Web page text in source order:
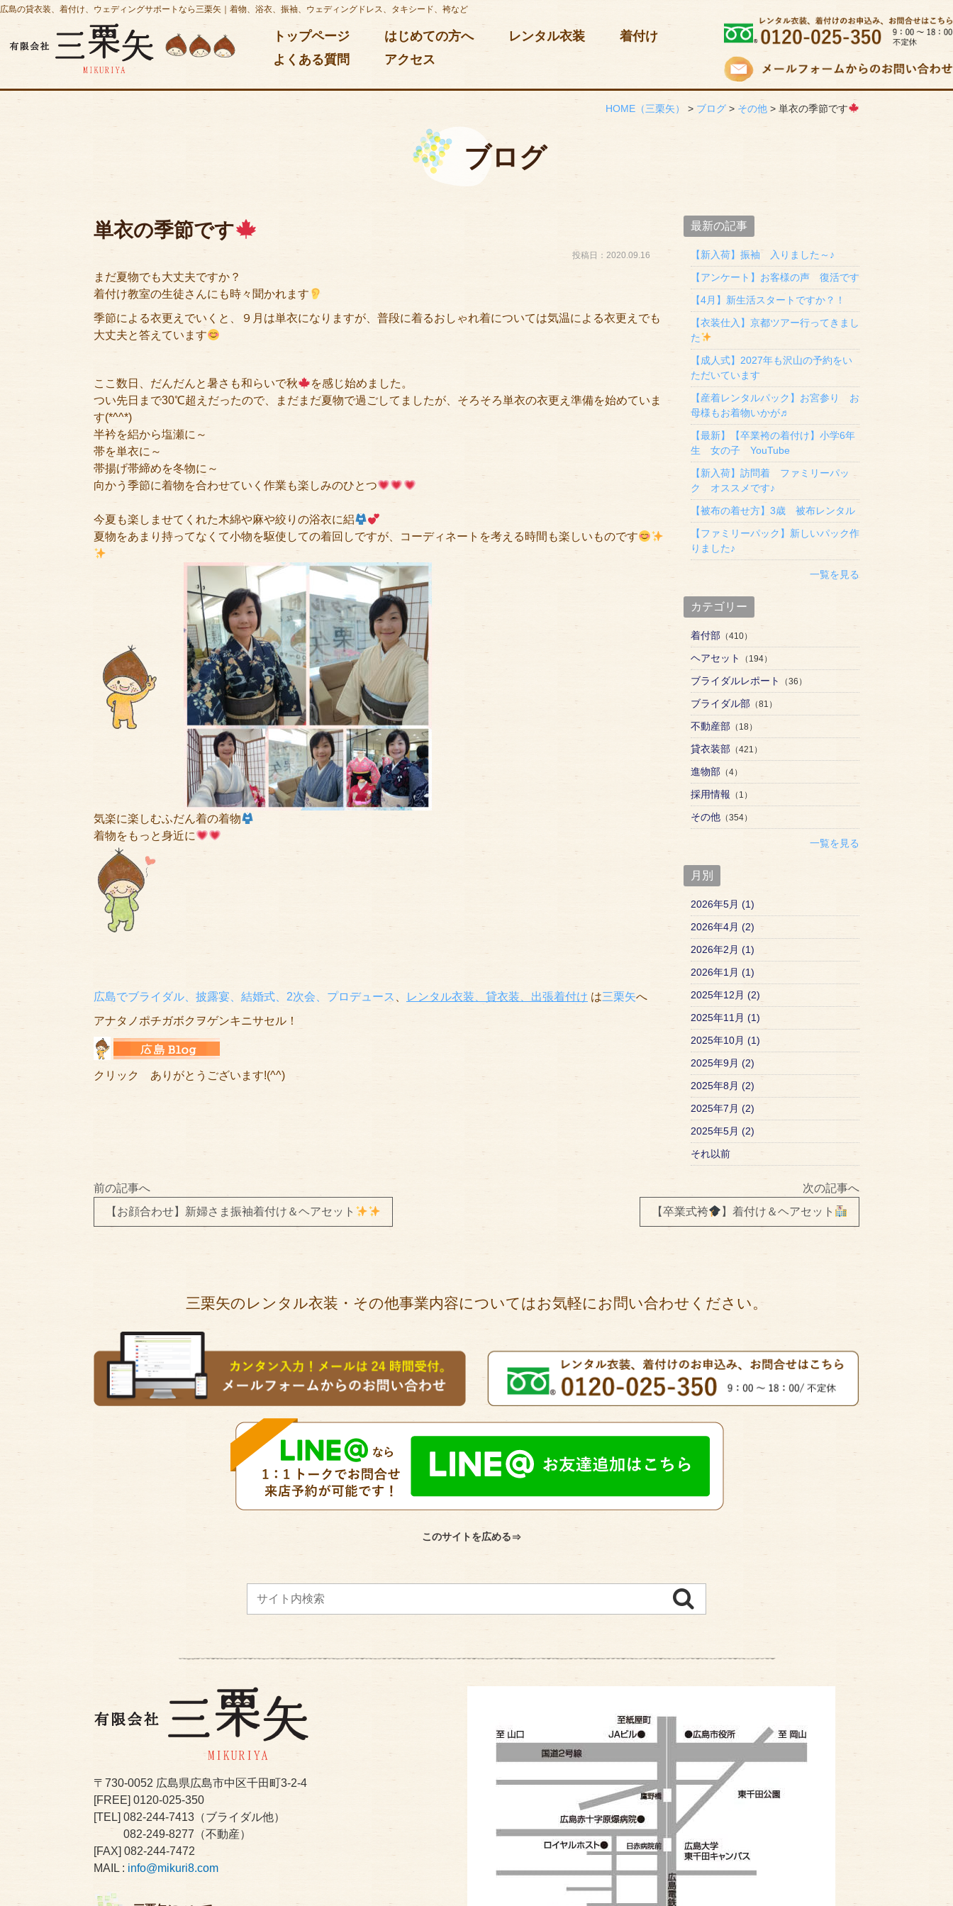
広島の貸衣装、着付け、ウェディングサポートなら三栗矢｜着物、浴衣、振袖、ウェディングドレス、タキシード、袴など
トップページ はじめての方へ レンタル衣装
着付け
よくある質問
アクセス
HOME （三栗矢） > ブログ > その他 >単衣の季節です
ブログ
単衣の季節です
投稿日：2020.09.16
まだ夏物でも大丈夫ですか？
着付け教室の生徒さんにも時々聞かれます
季節による衣更えでいくと、９月は単衣になりますが、普段に着るおしゃれ着については気温による衣更えでも
大丈夫と答えています
ここ数日、だんだんと暑さも和らいで秋
を感じ始めました。
つい先日まで30℃超えだったので、まだまだ夏物で過ごしてましたが、そろそろ単衣の衣更え準備を始めていま
す(*^^*)
半衿を絽から塩瀬に～
帯を単衣に～
帯揚げ帯締めを冬物に～
向かう季節に着物を合わせていく作業も楽しみのひとつ
今夏も楽しませてくれた木綿や麻や絞りの浴衣に絽
夏物をあまり持ってなくて小物を駆使しての着回しですが、コーディネートを考える時間も楽しいものです
気楽に楽しむふだん着の着物
着物をもっと身近に
広島でブライダル、披露宴、結婚式、2次会、プロデュース レンタル衣装、貸衣装 、出張着付け は三栗矢へ
アナタノポチガボクヲゲンキニサセル！
クリック ありがとうございます!(^^)
最新の記事
【新入荷】振袖 入りました～♪
【アンケート】お客様の声 復活です
【4月】新生活スタートですか？！
【衣装仕入】京都ツアー行ってきまし
た
【成人式】2027年も沢山の予約をい
ただいています
【産着レンタルパック】お宮参り お
母様もお着物いかが♬
【最新】【卒業袴の着付け】小学6年
生 女の子 YouTube
【新入荷】訪問着 ファミリーパッ
ク オススメです♪
【被布の着せ方】3歳 被布レンタル
【ファミリーパック】新しいパック作
りました♪
一覧を見る
カテゴリー
着付部（410）
ヘアセット （194）
ブライダルレポート （36）
ブライダル部（81）
不動産部（18）
貸衣装部（421）
進物部（4）
採用情報 （1）
その他（354）
一覧を見る
月別
2026年5月 (1)
2026年4月 (2)
2026年2月 (1)
2026年1月 (1)
2025年12月 (2)
2025年11月 (1)
2025年10月 (1)
2025年9月 (2)
2025年8月 (2)
2025年7月 (2)
2025年5月 (2)
それ以前
前の記事へ
【お顔合わせ】新婦さま振袖着付け＆ヘアセット
次の記事へ
【卒業式袴
】着付け＆ヘアセット
三栗矢のレンタル衣装・その他事業内容についてはお気軽にお問い合わせください。
このサイトを広める
〒730-0052 広島県広島市中区千田町3-2-4
[FREE] 0120-025-350
[TEL] 082-244-7413 （ブライダル他）
082-249-8277 （不動産）
[FAX] 082-244-7472
MAIL : info@mikuri8.com